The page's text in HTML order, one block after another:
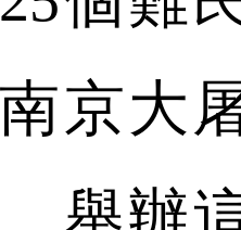
京大